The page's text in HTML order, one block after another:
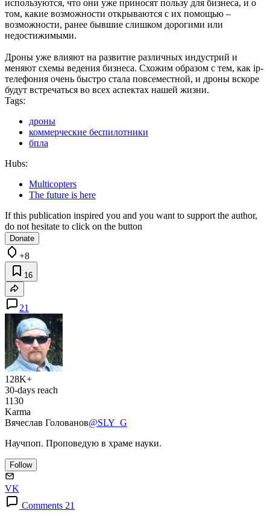
используются, что они уже приносят пользу для бизнеса, и о
том, какие возможности открываются с их помощью –
возможности, ранее бывшие слишком дорогими или
недостижимыми.
Дроны уже влияют на развитие различных индустрий и
меняют схемы ведения бизнеса. Схожим образом с тем, как ip-
телефония очень быстро стала повсеместной, и дроны вскоре
будут встречаться во всех аспектах нашей жизни.
Tags:
дроны
коммерческие беспилотники
бпла
Hubs:
Multicopters
The future is here
If this publication inspired you and you want to support the author,
do not hesitate to click on the button
Donate
+8
16
21
128K+
30-days reach
1130
Karma
Вячеслав Голованов@SLY_G
Научпоп. Проповедую в храме науки.
Follow
VK
Comments 21